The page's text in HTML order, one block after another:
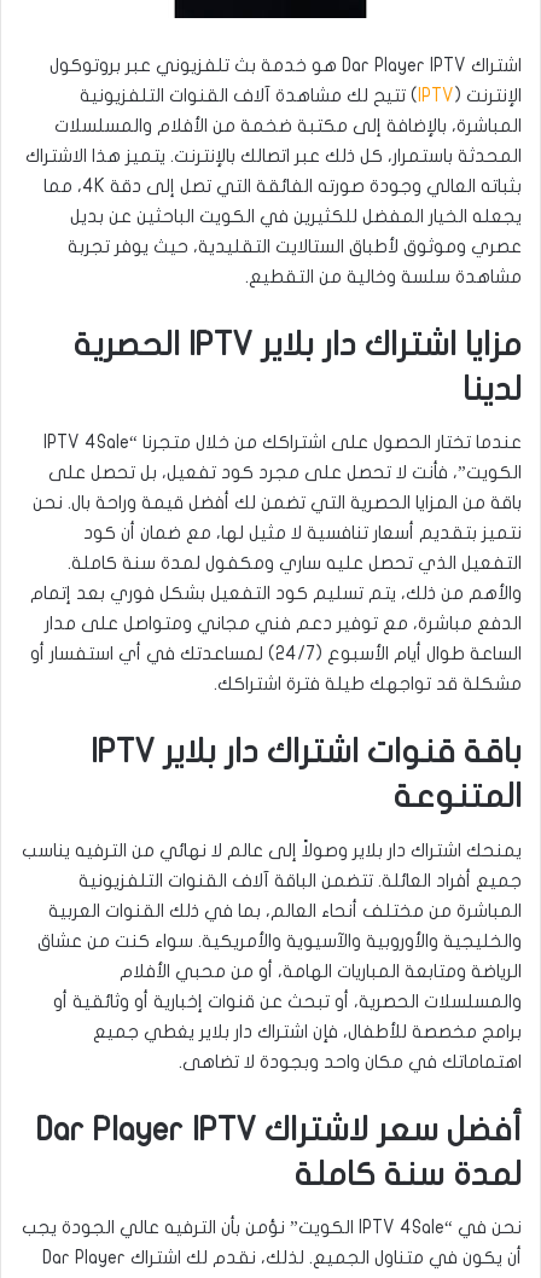
اشتراك Dar Player IPTV هو خدمة بث تلفزيوني عبر بروتوكول
الإنترنت (IPTV ) تتيح لك مشاهدة آلاف القنوات التلفزيونية
المباشرة، بالإضافة إلى مكتبة ضخمة من الأفلام والمسلسلات
المحدثة باستمرار، كل ذلك عبر اتصالك بالإنترنت. يتميز هذا الاشتراك
بثباته العالي وجودة صورته الفائقة التي تصل إلى دقة 4K، مما
يجعله الخيار المفضل للكثيرين في الكويت الباحثين عن بديل
عصري وموثوق لأطباق الستالايت التقليدية، حيث يوفر تجربة
مشاهدة سلسة وخالية من التقطيع.
مزايا اشتراك دار بلاير IPTV الحصرية
لدينا
عندما تختار الحصول على اشتراكك من خلال متجرنا “IPTV 4Sale
الكويت”، فأنت لا تحصل على مجرد كود تفعيل، بل تحصل على
باقة من المزايا الحصرية التي تضمن لك أفضل قيمة وراحة بال. نحن
نتميز بتقديم أسعار تنافسية لا مثيل لها، مع ضمان أن كود
التفعيل الذي تحصل عليه ساري ومكفول لمدة سنة كاملة.
والأهم من ذلك، يتم تسليم كود التفعيل بشكل فوري بعد إتمام
الدفع مباشرة، مع توفير دعم فني مجاني ومتواصل على مدار
الساعة طوال أيام الأسبوع (24/7) لمساعدتك في أي استفسار أو
مشكلة قد تواجهك طيلة فترة اشتراكك.
باقة قنوات اشتراك دار بلاير IPTV
المتنوعة
يمنحك اشتراك دار بلاير وصولاً إلى عالم لا نهائي من الترفيه يناسب
جميع أفراد العائلة. تتضمن الباقة آلاف القنوات التلفزيونية
المباشرة من مختلف أنحاء العالم، بما في ذلك القنوات العربية
والخليجية والأوروبية والآسيوية والأمريكية. سواء كنت من عشاق
الرياضة ومتابعة المباريات الهامة، أو من محبي الأفلام
والمسلسلات الحصرية، أو تبحث عن قنوات إخبارية أو وثائقية أو
برامج مخصصة للأطفال، فإن اشتراك دار بلاير يغطي جميع
اهتماماتك في مكان واحد وبجودة لا تضاهى.
أفضل سعر لاشتراك Dar Player IPTV
لمدة سنة كاملة
نحن في “IPTV 4Sale الكويت” نؤمن بأن الترفيه عالي الجودة يجب
أن يكون في متناول الجميع. لذلك، نقدم لك اشتراك Dar Player